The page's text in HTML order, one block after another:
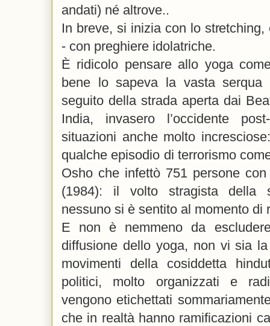
andati) né altrove..
In breve, si inizia con lo
- con preghiere idolatriche.
È ridicolo pensare allo yoga
bene lo sapeva la vasta
seguito della strada aperta dai
India, invasero l’occidente
situazioni anche molto
qualche episodio di terrorismo
Osho che infettò 751 persone
(1984): il volto stragista della
nessuno si è sentito al momento di
E non è nemmeno da
diffusione dello yoga, non vi sia
movimenti della cosiddetta
politici, molto organizzati e
vengono etichettati
che in realtà hanno ramificazioni